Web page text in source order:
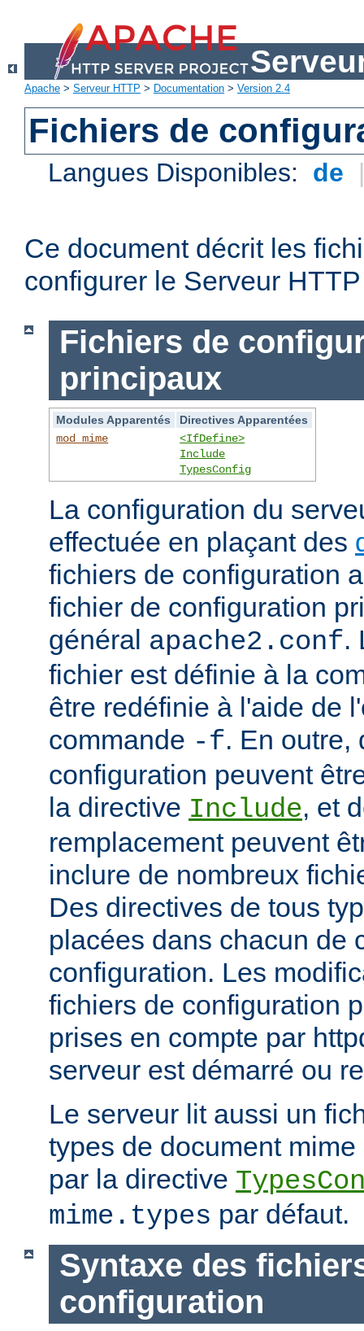
Apache > Serveur HTTP > Documentation > Version 2.4
Fichiers de
Langues Disponibles: de
Ce document décrit les
configurer le Serveur
Fichiers de
principaux
Modules Apparentés
Directives Apparentées
mod_mime
<IfDefine>
Include
TypesConfig
La configuration du
effectuée en plaçant des
fichiers de configuration
fichier de configuration
général apache2.conf.
fichier est définie à la
être redéfinie à l'aide de
commande -f. En outre,
configuration peuvent
la directive Include, et
remplacement peuvent
inclure de nombreux
Des directives de tous
placées dans chacun de
configuration. Les
fichiers de configuration
prises en compte par
serveur est démarré ou
Le serveur lit aussi un
types de document
par la directive
mime.types par défaut.
Syntaxe des
configuration